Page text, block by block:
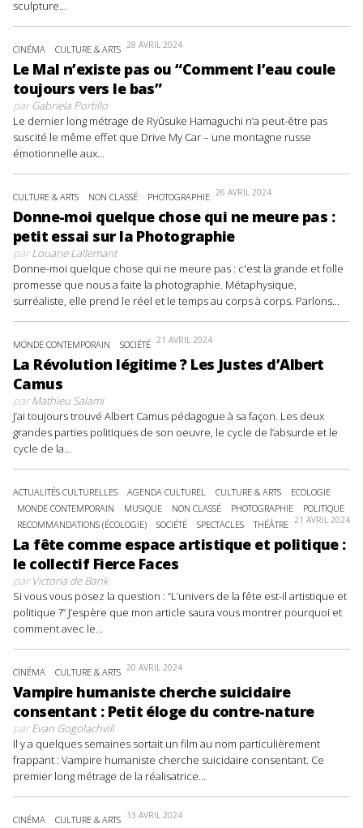
sculpture...
CINÉMA CULTURE & ARTS 28 AVRIL 2024
Le Mal n’existe pas ou “Comment l’eau coule
toujours vers le bas”
parGabriela Portillo
Le dernier long métrage de Ryûsuke Hamaguchi n’a peut-être pas
suscité le même effet que Drive My Car – une montagne russe
émotionnelle aux...
CULTURE & ARTS NON CLASSÉ PHOTOGRAPHIE 26 AVRIL 2024
Donne-moi quelque chose qui ne meure pas :
petit essai sur la Photographie
parLouane Lallemant
Donne-moi quelque chose qui ne meure pas : c'est la grande et folle
promesse que nous a faite la photographie. Métaphysique,
surréaliste, elle prend le réel et le temps au corps à corps. Parlons...
MONDE CONTEMPORAIN SOCIÉTÉ 21 AVRIL 2024
La Révolution légitime ? Les Justes d’Albert
Camus
parMathieu Salami
J’ai toujours trouvé Albert Camus pédagogue à sa façon. Les deux
grandes parties politiques de son oeuvre, le cycle de l’absurde et le
cycle de la...
ACTUALITÉS CULTURELLES AGENDA CULTUREL CULTURE & ARTS
ECOLOGIE
MONDE CONTEMPORAIN
MUSIQUE NON CLASSÉ PHOTOGRAPHIE
POLITIQUE
RECOMMANDATIONS (ÉCOLOGIE)
SOCIÉTÉ SPECTACLES THÉÂTRE 21 AVRIL 2024
La fête comme espace artistique et politique :
le collectif Fierce Faces
parVictoria de Bank
Si vous vous posez la question : “L’univers de la fête est-il artistique et
politique ?” J’espère que mon article saura vous montrer pourquoi et
comment avec le...
CINÉMA CULTURE & ARTS 20 AVRIL 2024
Vampire humaniste cherche suicidaire
consentant : Petit éloge du contre-nature
parEvan Gogolachvili
Il y a quelques semaines sortait un film au nom particulièrement
frappant : Vampire humaniste cherche suicidaire consentant. Ce
premier long métrage de la réalisatrice...
CINÉMA CULTURE & ARTS 13 AVRIL 2024